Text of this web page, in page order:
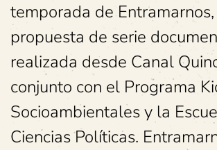
temporada de Entramarnos,
propuesta de serie
realizada desde Canal
conjunto con el Programa
Socioambientales y la
Ciencias Políticas.